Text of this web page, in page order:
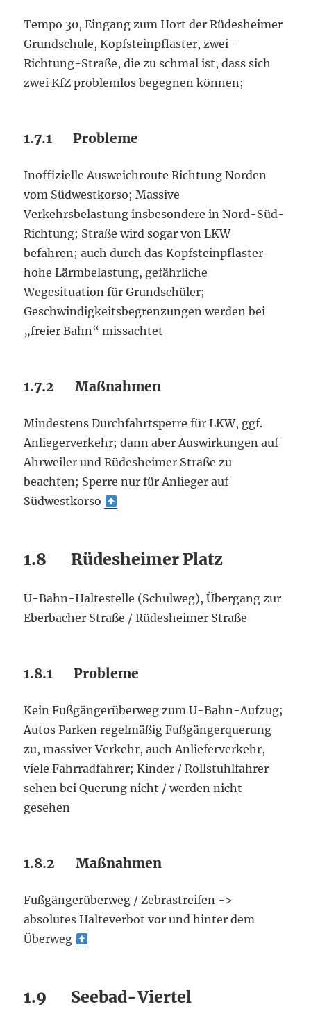
Tempo 30, Eingang zum Hort der Rüdesheimer
Grundschule, Kopfsteinpflaster, zwei-
Richtung-Straße, die zu schmal ist, dass sich
zwei KfZ problemlos begegnen können;
1.7.1 Probleme
Inoffizielle Ausweichroute Richtung Norden
vom Südwestkorso; Massive
Verkehrsbelastung insbesondere in Nord-Süd-
Richtung; Straße wird sogar von LKW
befahren; auch durch das Kopfsteinpflaster
hohe Lärmbelastung, gefährliche
Wegesituation für Grundschüler;
Geschwindigkeitsbegrenzungen werden bei
„freier Bahn“ missachtet
1.7.2 Maßnahmen
Mindestens Durchfahrtsperre für LKW, ggf.
Anliegerverkehr; dann aber Auswirkungen auf
Ahrweiler und Rüdesheimer Straße zu
beachten; Sperre nur für Anlieger auf
Südwestkorso
1.8 Rüdesheimer Platz
U-Bahn-Haltestelle (Schulweg), Übergang zur
Eberbacher Straße / Rüdesheimer Straße
1.8.1 Probleme
Kein Fußgängerüberweg zum U-Bahn-Aufzug;
Autos Parken regelmäßig Fußgängerquerung
zu, massiver Verkehr, auch Anlieferverkehr,
viele Fahrradfahrer; Kinder / Rollstuhlfahrer
sehen bei Querung nicht / werden nicht
gesehen
1.8.2 Maßnahmen
Fußgängerüberweg / Zebrastreifen ->
absolutes Halteverbot vor und hinter dem
Überweg
1.9 Seebad-Viertel